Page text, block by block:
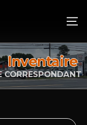
Inventaire
CORRESPONDANT